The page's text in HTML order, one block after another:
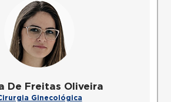
De Freitas Oliveira
Ginecológica